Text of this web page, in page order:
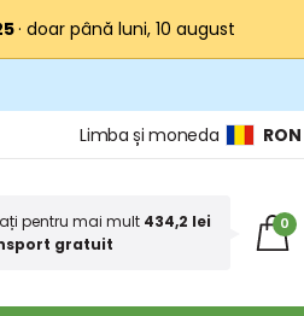
· doar până luni, 10 august
Limba și moneda RON
pentru mai mult 434,2 lei
gratuit
0